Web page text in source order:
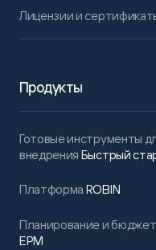
Лицензии и
Продукты
Готовые инструменты
внедрения Быстрый
Платформа ROBIN
Планирование и
EPM